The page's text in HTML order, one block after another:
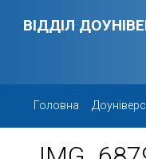
ВІДДІЛ
Головна